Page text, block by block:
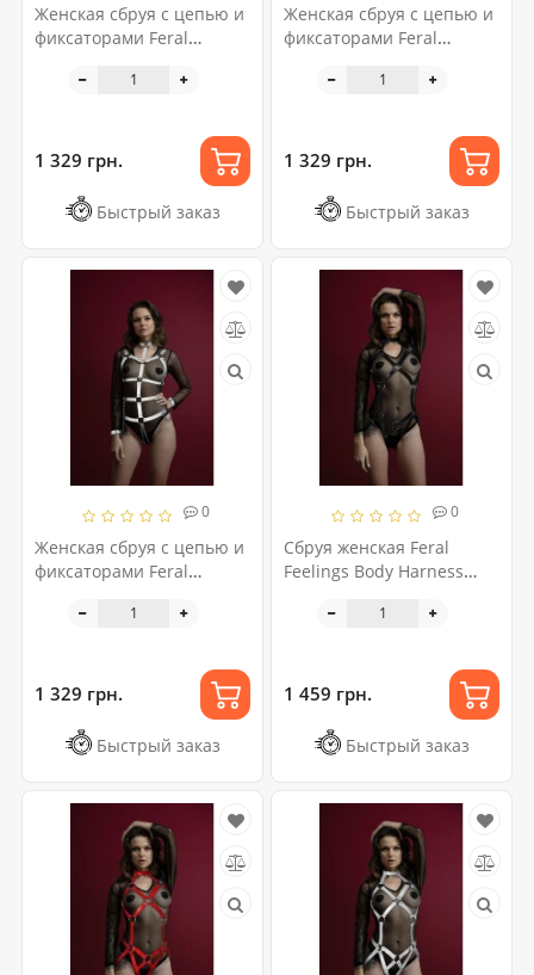
Женская сбруя с цепью и
фиксаторами Feral
Cuffs Black
1 329 грн.
Быстрый заказ
Женская сбруя с цепью и
фиксаторами Feral
Cuffs Red
1 329 грн.
Быстрый заказ
0
Женская сбруя с цепью и
фиксаторами Feral
Cuffs White
1 329 грн.
Быстрый заказ
0
Сбруя женская Feral
Feelings Body Harness
1 459 грн.
Быстрый заказ